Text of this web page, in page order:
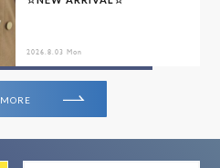
2026.8.03 Mon
MORE